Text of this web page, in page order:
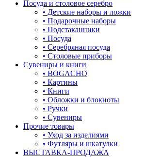
Посуда и столовое серебро
• Детские наборы и ложки
• Подарочные наборы
• Подстаканники
• Посуда
• Серебряная посуда
• Столовые приборы
Сувениры и книги
• BOGACHO
• Картины
• Книги
• Обложки и блокноты
• Ручки
• Сувениры
Прочие товары
• Уход за изделиями
• Футляры и шкатулки
ВЫСТАВКА-ПРОДАЖА